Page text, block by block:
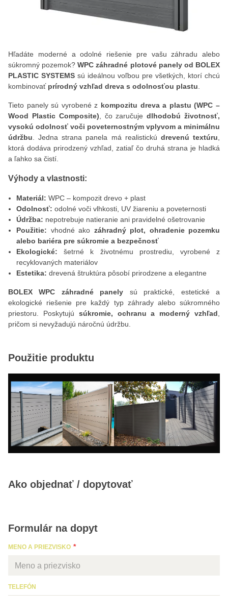
Hľadáte moderné a odolné riešenie pre vašu záhradu alebo
súkromný pozemok?WPC záhradné plotové panely od BOLEX
PLASTIC SYSTEMS sú ideálnou voľbou pre všetkých, ktorí chcú
kombinovať prírodný vzhľad dreva s odolnosťou plastu
Tieto panely sú vyrobené z kompozitu dreva a plastu (WPC –
Wood Plastic Composite) , čo zaručujedlhodobú životnosť,
vysokú odolnosť voči poveternostným vplyvom a minimálnu
údržbu . Jedna strana panela má realistickú drevenú textúru
ktorá dodáva prirodzený vzhľad, zatiaľ čo druhá strana je hladká
a ľahko sa čistí.
Výhody a vlastnosti:
Materiál: WPC – kompozit drevo + plast
Odolnosť: odolné voči vlhkosti, UV žiareniu a poveternosti
Údržba: nepotrebuje natieranie ani pravidelné ošetrovanie
Použitie: vhodné ako záhradný plot, ohradenie pozemku
alebo bariéra pre súkromie a bezpečnosť
Ekologické: šetrné k životnému prostrediu, vyrobené z
recyklovaných materiálov
Estetika: drevená štruktúra pôsobí prirodzene a elegantne
BOLEX WPC záhradné panely sú praktické, estetické a
ekologické riešenie pre každý typ záhrady alebo súkromného
priestoru. Poskytujú súkromie, ochranu a moderný vzhľad
pričom si nevyžadujú náročnú údržbu.
Použitie produktu
Ako objednať / dopytovať
Formulár na dopyt
MENO A PRIEZVISKO
TELEFÓN